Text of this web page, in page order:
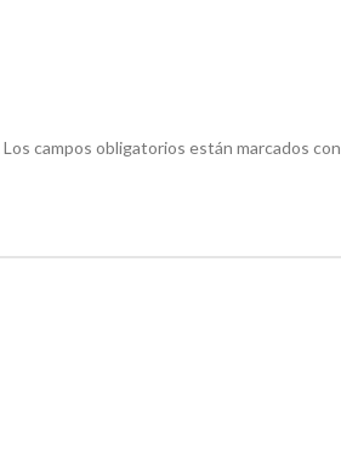
Los campos obligatorios están marcados con